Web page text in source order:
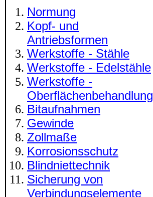
Normung
Kopf- und
Antriebsformen
Werkstoffe - Stähle
Werkstoffe - Edelstähle
Werkstoffe -
Oberflächenbehandlung
Bitaufnahmen
Gewinde
Zollmaße
Korrosionsschutz
Blindniettechnik
Sicherung von
Verbindungselemente